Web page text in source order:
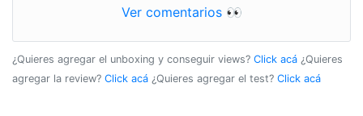
Ver comentarios 👀
¿Quieres agregar el unboxing y conseguir views? Click acá ¿Quieres
agregar la review? Click acá ¿Quieres agregar el test? Click acá